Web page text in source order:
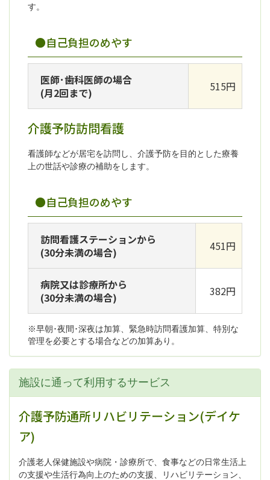
す。
●自己負担のめやす
医師･歯科医師の場合
(月2回まで)
515円
介護予防訪問看護
看護師などが居宅を訪問し、介護予防を目的とした療養
上の世話や診療の補助をします。
●自己負担のめやす
訪問看護ステーションから
(30分未満の場合)
451円
病院又は診療所から
(30分未満の場合)
382円
※早朝･夜間･深夜は加算、緊急時訪問看護加算、特別な
管理を必要とする場合などの加算あり。
施設に通って利用するサービス
介護予防通所リハビリテーション(デイケ
ア)
介護老人保健施設や病院・診療所で、食事などの日常生活上
の支援や生活行為向上のための支援、リハビリテーション、